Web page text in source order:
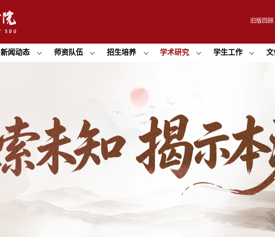
旧版回顾
新闻动态 师资队伍 招生培养 学术研究 学生工作 文